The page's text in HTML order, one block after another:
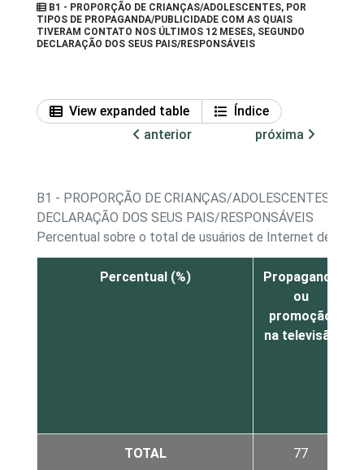
B1 - PROPORÇÃO DE CRIANÇAS/ADOLESCENTES, POR
TIPOS DE PROPAGANDA/PUBLICIDADE COM AS QUAIS
TIVERAM CONTATO NOS ÚLTIMOS 12 MESES, SEGUNDO
DECLARAÇÃO DOS SEUS PAIS/RESPONSÁVEIS
View expanded table
Índice
anterior
próxima
B1 - PROPORÇÃO DE CRIANÇAS/ADOLESCENTES,
DECLARAÇÃO DOS SEUS PAIS/RESPONSÁVEIS
Percentual sobre o total de usuários de Internet de 9 a
Percentual (%)
Propaganda
ou
promoção
na televisão
TOTAL 77